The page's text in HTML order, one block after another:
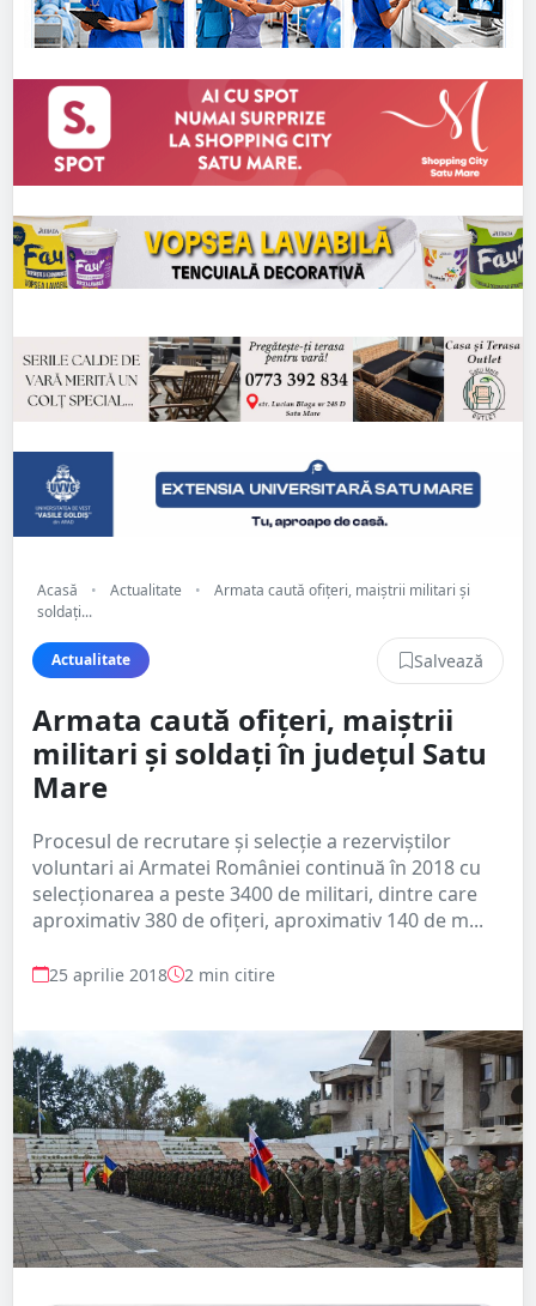
Acasă • Actualitate •
Armata caută ofițeri, maiștrii militari și
soldați...
Actualitate Salvează
Armata caută ofițeri, maiștrii
militari și soldați în județul Satu
Mare
Procesul de recrutare şi selecţie a rezerviştilor
voluntari ai Armatei României continuă în 2018 cu
selecţionarea a peste 3400 de militari, dintre care
aproximativ 380 de ofiţeri, aproximativ 140 de m...
25 aprilie 2018 2 min citire